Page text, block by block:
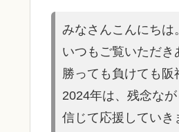
みなさんこんにちは
いつもご覧いただき
勝っても負けても阪
2024年は、残念な
信じて応援していき